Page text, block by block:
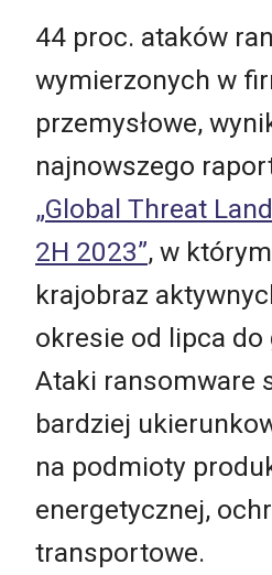
44 proc. ataków
wymierzonych w
przemysłowe,
najnowszego
„Global Threat
2H 2023”, w
krajobraz
okresie od lipca do
Ataki ransomware
bardziej
na podmioty
energetycznej,
transportowe.